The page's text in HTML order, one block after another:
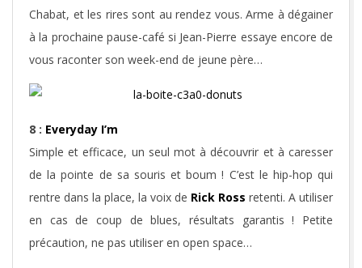
Chabat, et les rires sont au rendez vous. Arme à dégainer
à la prochaine pause-café si Jean-Pierre essaye encore de
vous raconter son week-end de jeune père…
8 : Everyday I’m
Simple et efficace, un seul mot à découvrir et à caresser
de la pointe de sa souris et boum ! C’est le hip-hop qui
rentre dans la place, la voix de Rick Ross retenti. A utiliser
en cas de coup de blues, résultats garantis ! Petite
précaution, ne pas utiliser en open space…